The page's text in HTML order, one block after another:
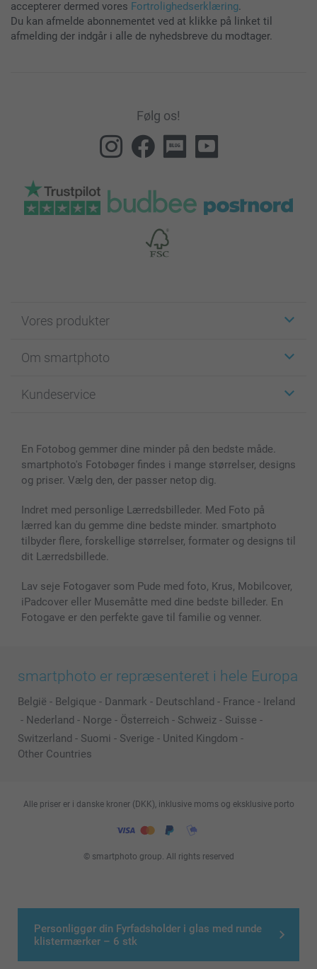
Personliggør din Fyrfadsholder i glas med runde
klistermærker – 6 stk
accepterer dermed vores Fortrolighedserklæring.
Du kan afmelde abonnementet ved at klikke på linket til
afmelding der indgår i alle de nyhedsbreve du modtager.
Følg os!
Vores produkter
Fotokort
Fotobøger
Cover til mobil & tablet
MyNameBook
Fotorammer & Tilbehør
Alle fotoprodukter
Om smartphoto
For affiliate
Sitemap
Betingelser og garantier
Kundeservice
smartbonus
Priser & betaling
En Fotobog gemmer dine minder på den bedste måde.
smartphoto's Fotobøger findes i mange størrelser, designs
og priser. Vælg den, der passer netop dig.
Indret med personlige Lærredsbilleder. Med Foto på
lærred kan du gemme dine bedste minder. smartphoto
tilbyder flere, forskellige størrelser, formater og designs til
dit Lærredsbillede.
Lav seje Fotogaver som Pude med foto, Krus, Mobilcover,
iPadcover eller Musemåtte med dine bedste billeder. En
Fotogave er den perfekte gave til familie og venner.
smartphoto er repræsenteret i hele Europa
België - Belgique - Danmark - Deutschland - France - Ireland
- Nederland - Norge - Österreich - Schweiz - Suisse -
Switzerland - Suomi - Sverige - United Kingdom -
Other Countries
© smartphoto group. All rights reserved
Alle priser er i danske kroner (DKK), inklusive moms og eksklusive porto